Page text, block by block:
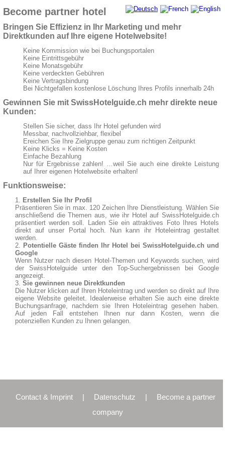
Become partner hotel
Bringen Sie Effizienz in Ihr Marketing und mehr
Direktkunden auf Ihre eigene Hotelwebsite!
Keine Kommission wie bei Buchungsportalen
Keine Eintrittsgebühr
Keine Monatsgebühr
Keine verdeckten Gebühren
Keine Vertragsbindung
Bei Nichtgefallen kostenlose Löschung Ihres Profils innerhalb 24h
Gewinnen Sie mit SwissHotelguide.ch mehr direkte neue
Kunden:
Stellen Sie sicher, dass Ihr Hotel gefunden wird
Messbar, nachvollziehbar, flexibel
Ereichen Sie Ihre Zielgruppe genau zum richtigen Zeitpunkt
Keine Klicks = Keine Kosten
Einfache Bezahlung
Nur für Ergebnisse zahlen! …weil Sie auch eine direkte Leistung
auf Ihrer eigenen Hotelwebsite erhalten!
Funktionsweise:
Erstellen Sie Ihr Profil
Präsentieren Sie in max. 120 Zeichen Ihre Dienstleistung. Wählen Sie
anschließend die Themen aus, wie ihr Hotel auf SwissHotelguide.ch
präsentiert werden soll. Laden Sie ein attraktives Foto Ihres Hotels
direkt auf unser Portal hoch. Nun kann ihr Hoteleintrag gestaltet
werden.
Potentielle Gäste finden Ihr Hotel bei SwissHotelguide.ch und
Google
Wenn Nutzer nach diesen Hotel-Themen und Keywords suchen, wird
der SwissHotelguide unter den Top-Suchergebnissen bei Google
angezeigt.
Sie gewinnen neue Direktkunden
Die Nutzer klicken auf Ihren Hoteleintrag und werden so direkt auf Ihre
eigene Website geleitet. Idealerweise erhalten Sie auch eine direkte
Buchungsanfrage, nachdem sie Ihren Hoteleintrag gesehen haben.
Auf jeden Fall entstehen Ihnen nur dann Kosten, wenn die
potenziellen Kunden zu Ihnen gelangen.
Contact & Imprint | Datenschutz |
Become a partner
company